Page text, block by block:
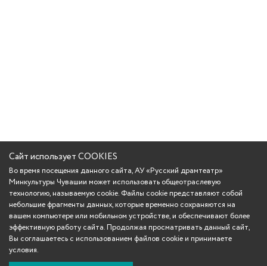
Сайт использует COOKIES
Во время посещения данного сайта, АУ «Русский драмтеатр»
Минкультуры Чувашии может использовать общеотраслевую
технологию, называемую cookie. Файлы cookie представляют собой
небольшие фрагменты данных, которые временно сохраняются на
вашем компьютере или мобильном устройстве, и обеспечивают более
эффективную работу сайта. Продолжая просматривать данный сайт,
Вы соглашаетесь с использованием файлов cookie и принимаете
условия.